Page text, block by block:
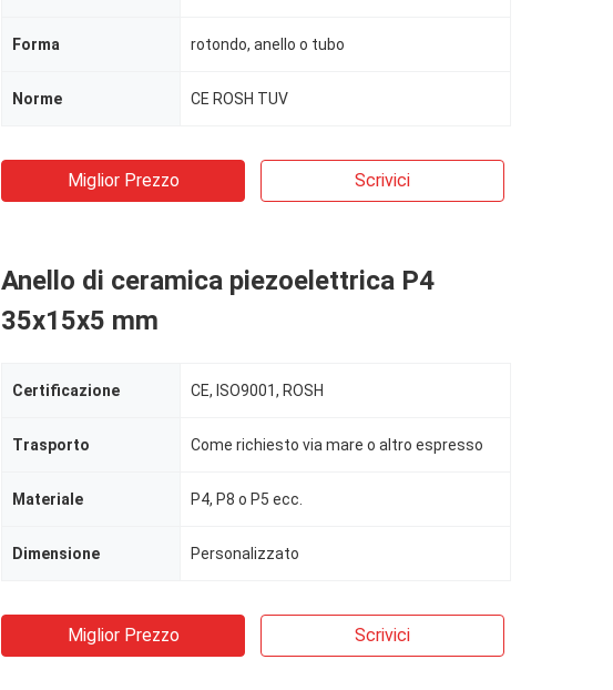
Forma rotondo, anello o tubo
Norme CE ROSH TUV
Miglior Prezzo Scrivici
Anello di ceramica piezoelettrica P4
35x15x5 mm
Certificazione CE, ISO9001, ROSH
Trasporto Come richiesto via mare o altro espresso
Materiale P4, P8 o P5 ecc.
Dimensione Personalizzato
Miglior Prezzo Scrivici